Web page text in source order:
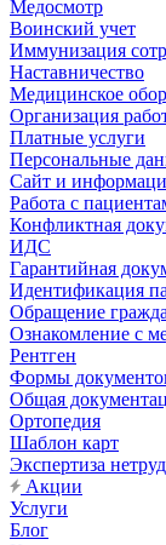
Медосмотр
Воинский учет
Иммунизация
Наставничество
Медицинское
Организация
Платные услуги
Персональные
Сайт и
Работа с
Конфликтная
ИДС
Гарантийная
Идентификация
Обращение
Ознакомление с
Рентген
Формы
Общая
Ортопедия
Шаблон карт
Экспертиза
Акции
Услуги
Блог